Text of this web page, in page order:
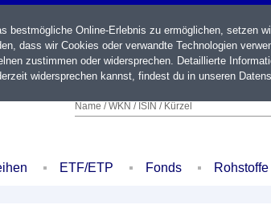
Name / WKN / ISIN / Kürzel
ETF/ETP Fonds Rohstoffe
bestmögliche Online-Erlebnis zu ermöglichen, setzen
dass wir Cookies oder verwandte Technologien
zustimmen oder widersprechen. Detaillierte
widersprechen kannst, findest du in unseren